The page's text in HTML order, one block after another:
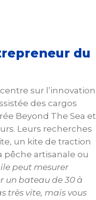
du
sur l’innovation
des cargos
Beyond The Sea et
Leurs recherches
un kite de traction
pêche artisanale ou
peut mesurer
un bateau de 30 à
très vite, mais vous